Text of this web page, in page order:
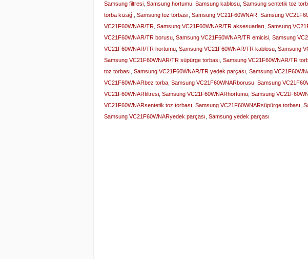
Samsung filtresi Samsung hortumu Samsung kablosu Samsung sentetik toz
torba kızağı Samsung toz torbası Samsung VC21F60WNAR Samsung
VC21F60WNAR/TR Samsung VC21F60WNAR/TR aksesuarları Samsung
VC21F60WNAR/TR borusu Samsung VC21F60WNAR/TR emicisi Samsung
VC21F60WNAR/TR hortumu Samsung VC21F60WNAR/TR kablosu Samsung
Samsung VC21F60WNAR/TR süpürge torbası Samsung VC21F60WNAR/TR
toz torbası Samsung VC21F60WNAR/TR yedek parçası Samsung
VC21F60WNARbez torba Samsung VC21F60WNARborusu Samsung
VC21F60WNARfiltresi Samsung VC21F60WNARhortumu Samsung
VC21F60WNARsentetik toz torbası Samsung VC21F60WNARsüpürge torbası
Samsung VC21F60WNARyedek parçası Samsung yedek parçası